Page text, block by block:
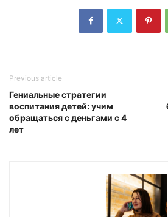
Previous article
Гениальные стратегии
воспитания детей: учим
обращаться с деньгами с 4
лет